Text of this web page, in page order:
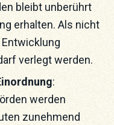
bleibt unberührt
erhalten. Als nicht
verlegt werden.
:
werden
zunehmend